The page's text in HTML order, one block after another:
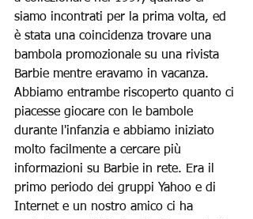
siamo incontrati per la prima volta, ed
è stata una coincidenza trovare una
bambola promozionale su una rivista
Barbie mentre eravamo in vacanza.
Abbiamo entrambe riscoperto quanto ci
piacesse giocare con le bambole
durante l'infanzia e abbiamo iniziato
molto facilmente a cercare più
informazioni su Barbie in rete. Era il
primo periodo dei gruppi Yahoo e di
Internet e un nostro amico ci ha